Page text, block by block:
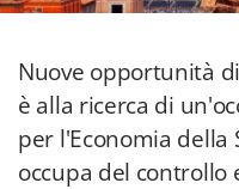
Nuove opportunità
è alla ricerca di
per l'Economia della
occupa del controllo